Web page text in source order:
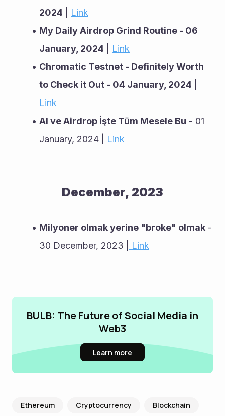
2024
Link
My Daily Airdrop Grind Routine - 06
January, 2024
Link
Chromatic Testnet - Definitely Worth
to Check it Out - 04 January, 2024
Link
AI ve Airdrop İşte Tüm Mesele Bu - 01
January, 2024 | Link
December, 2023
Milyoner olmak yerine "broke" olmak -
30 December, 2023 |
Link
BULB: The Future of Social Media in
Web3
Learn more
Ethereum Cryptocurrency Blockchain